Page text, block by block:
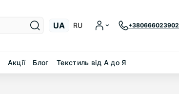
UA RU +380666023902
Акції Блог Текстиль від А до Я